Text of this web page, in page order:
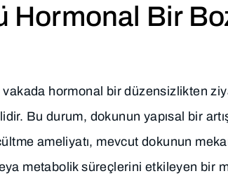
Hormonal Bir
hormonal bir düzensizlikten
Bu durum, dokunun yapısal bir
ameliyatı, mevcut dokunun
metabolik süreçlerini etkileyen bir